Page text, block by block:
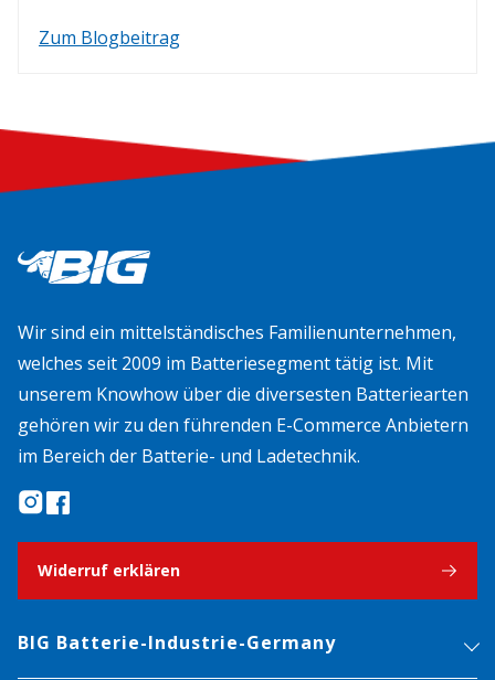
Zum Blogbeitrag
Wir sind ein mittelständisches Familienunternehmen,
welches seit 2009 im Batteriesegment tätig ist. Mit
unserem Knowhow über die diversesten Batteriearten
gehören wir zu den führenden E-Commerce Anbietern
im Bereich der Batterie- und Ladetechnik.
Widerruf erklären
BIG Batterie-Industrie-Germany